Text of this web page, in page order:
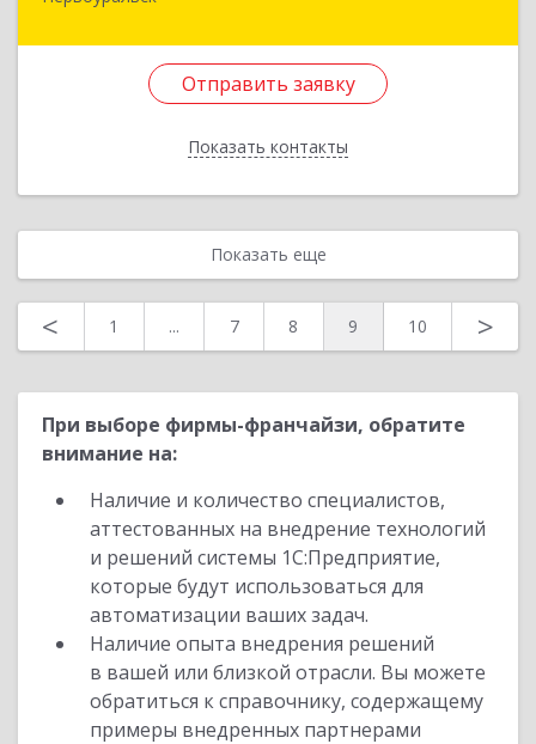
Отправить заявку
Показать контакты
Назад
Показать еще
< 1 ... 7 8 9 10 >
При выборе фирмы-франчайзи, обратите
внимание на:
Наличие и количество специалистов,
аттестованных на внедрение технологий
и решений системы 1С:Предприятие,
которые будут использоваться для
автоматизации ваших задач.
Наличие опыта внедрения решений
в вашей или близкой отрасли. Вы можете
обратиться к справочнику, содержащему
примеры внедренных партнерами